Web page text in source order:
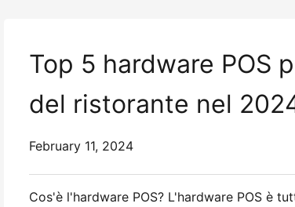
Top 5 hardware POS
del ristorante nel
February 11, 2024
Cos'è l'hardware POS? L'hardware POS è